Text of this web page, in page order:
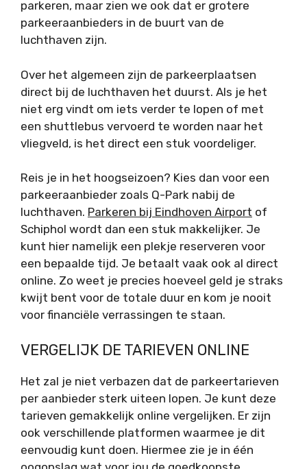
parkeren, maar zien we ook dat er grotere
parkeeraanbieders in de buurt van de
luchthaven zijn.
Over het algemeen zijn de parkeerplaatsen
direct bij de luchthaven het duurst. Als je het
niet erg vindt om iets verder te lopen of met
een shuttlebus vervoerd te worden naar het
vliegveld, is het direct een stuk voordeliger.
Reis je in het hoogseizoen? Kies dan voor een
parkeeraanbieder zoals Q-Park nabij de
luchthaven. Parkeren bij Eindhoven Airport of
Schiphol wordt dan een stuk makkelijker. Je
kunt hier namelijk een plekje reserveren voor
een bepaalde tijd. Je betaalt vaak ook al direct
online. Zo weet je precies hoeveel geld je straks
kwijt bent voor de totale duur en kom je nooit
voor financiële verrassingen te staan.
VERGELIJK DE TARIEVEN ONLINE
Het zal je niet verbazen dat de parkeertarieven
per aanbieder sterk uiteen lopen. Je kunt deze
tarieven gemakkelijk online vergelijken. Er zijn
ook verschillende platformen waarmee je dit
eenvoudig kunt doen. Hiermee zie je in één